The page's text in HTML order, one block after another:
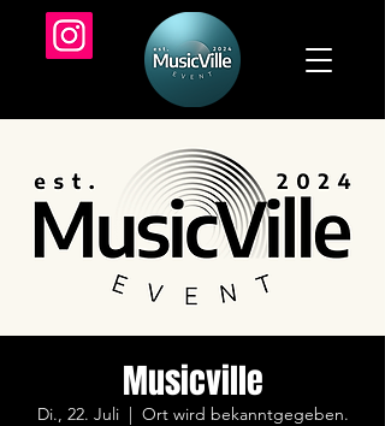
Musicville
Di., 22. Juli
  |
Ort wird bekanntgegeben.